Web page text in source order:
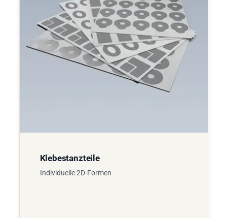
Klebestanzteile
Individuelle 2D-Formen